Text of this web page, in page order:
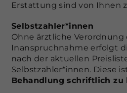
Erstattung sind von Ihnen
Selbstzahler*innen
Ohne ärztliche
Inanspruchnahme erfolgt
nach der aktuellen
Selbstzahler*innen. Diese
Behandlung schriftlich zu